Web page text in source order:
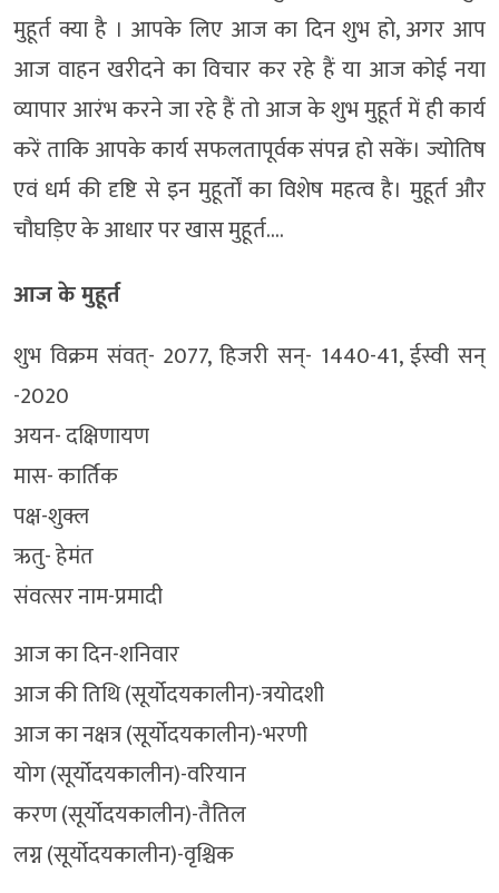
मुहूर्त क्या है । आपके लिए आज का दिन शुभ हो, अगर आप
आज वाहन खरीदने का विचार कर रहे हैं या आज कोई नया
व्यापार आरंभ करने जा रहे हैं तो आज के शुभ मुहूर्त में ही कार्य
करें ताकि आपके कार्य सफलतापूर्वक संपन्न हो सकें। ज्योतिष
एवं धर्म की दृष्टि से इन मुहूर्तों का विशेष महत्व है। मुहूर्त और
चौघड़िए के आधार पर खास मुहूर्त….
आज के मुहूर्त
शुभ विक्रम संवत्- 2077, हिजरी सन्- 1440-41, ईस्वी सन्
-2020
अयन- दक्षिणायण
मास- कार्तिक
पक्ष-शुक्ल
ऋतु- हेमंत
संवत्सर नाम-प्रमादी
आज का दिन-शनिवार
आज की तिथि (सूर्योदयकालीन)-त्रयोदशी
आज का नक्षत्र (सूर्योदयकालीन)-भरणी
योग (सूर्योदयकालीन)-वरियान
करण (सूर्योदयकालीन)-तैतिल
लग्न (सूर्योदयकालीन)-वृश्चिक